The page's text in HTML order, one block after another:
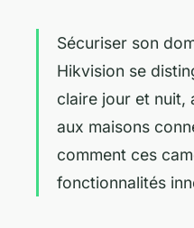
Sécuriser son
Hikvision se
claire jour et nuit,
aux maisons
comment ces
fonctionnalités